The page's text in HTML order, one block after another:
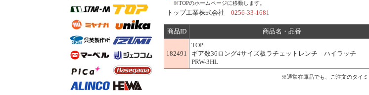
※TOPのホームページに移動します。
トップ工業株式会社 0256-33-1681
商品ID 商品名・品番
182491
TOP
ギア数36ロング4サイズ板ラチェットレンチ ハイラッチ
PRW-3HL
※通常在庫品でも、ご注文のタイミ